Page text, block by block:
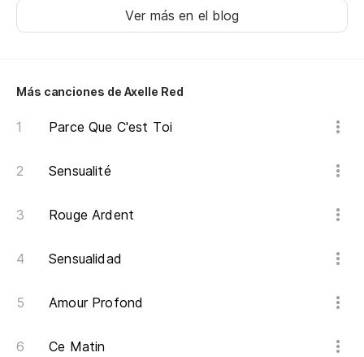
Ver más en el blog
Más canciones de Axelle Red
Parce Que C'est Toi
Sensualité
Rouge Ardent
Sensualidad
Amour Profond
Ce Matin